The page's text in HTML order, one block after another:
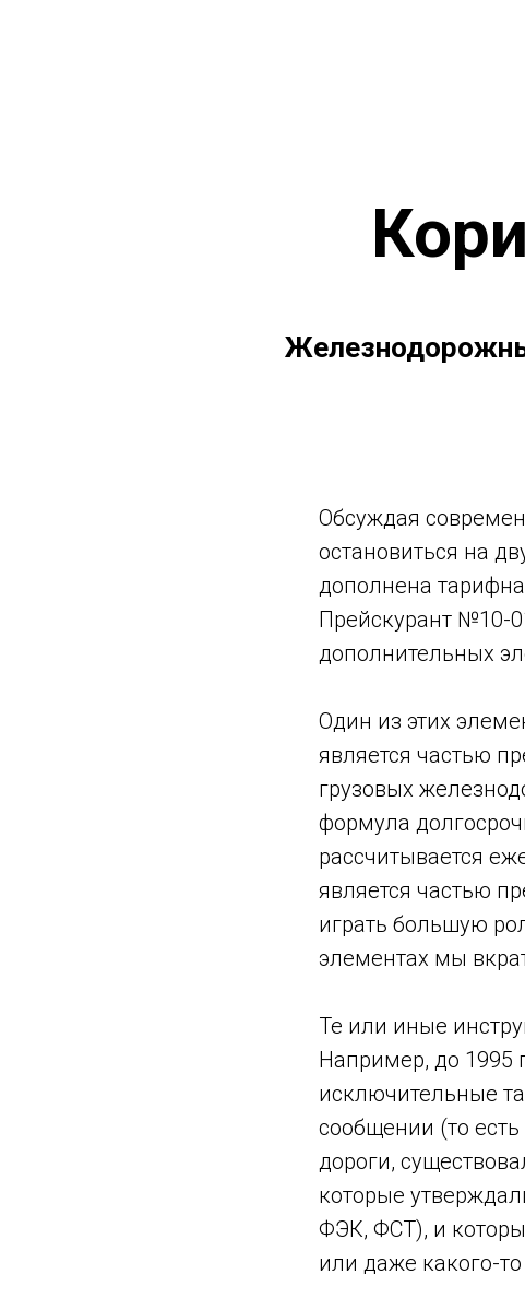
Обсуждая
остановиться на
дополнена
Прейскурант №10-
дополнительных
Один из этих
является частью
грузовых
формула
рассчитывается
является частью
играть большую
элементах мы
Те или иные
Например, до 1995
исключительные
сообщении (то
дороги,
которые
ФЭК, ФСТ), и
или даже какого-